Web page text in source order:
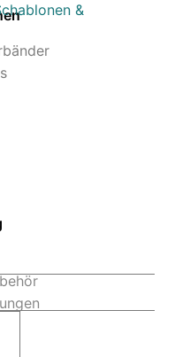
&